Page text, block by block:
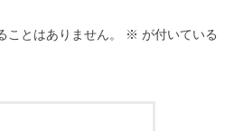
ことはありません。 ※ が付いている